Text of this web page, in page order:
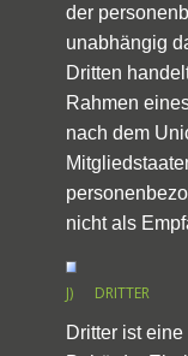
der
unabhängig
Dritten
Rahmen
nach dem
nicht als
J) DRITTER
Dritter ist